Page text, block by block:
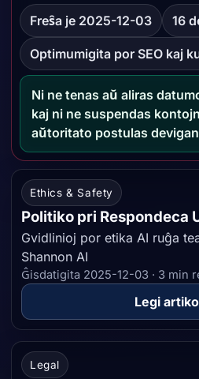
Freŝa je 2025-12-03
16
Optimumigita por SEO kaj
Ni ne tenas aŭ aliras
kaj ni ne suspendas
aŭtoritato postulas
Esploraj artikoloj
Ethics & Safety
Politiko pri Respondeca
Gvidlinioj por etika AI ruĝa
Shannon AI
Ĝisdatigita 2025-12-03 · 3 min
Legi
Legal